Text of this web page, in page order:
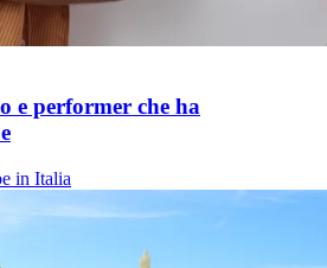
e performer che ha
in Italia